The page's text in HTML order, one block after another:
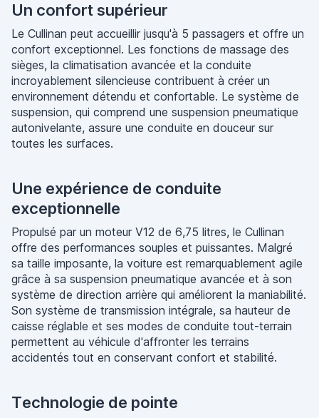
Un confort supérieur
Le Cullinan peut accueillir jusqu'à 5 passagers et offre un
confort exceptionnel. Les fonctions de massage des
sièges, la climatisation avancée et la conduite
incroyablement silencieuse contribuent à créer un
environnement détendu et confortable. Le système de
suspension, qui comprend une suspension pneumatique
autonivelante, assure une conduite en douceur sur
toutes les surfaces.
Une expérience de conduite
exceptionnelle
Propulsé par un moteur V12 de 6,75 litres, le Cullinan
offre des performances souples et puissantes. Malgré
sa taille imposante, la voiture est remarquablement agile
grâce à sa suspension pneumatique avancée et à son
système de direction arrière qui améliorent la maniabilité.
Son système de transmission intégrale, sa hauteur de
caisse réglable et ses modes de conduite tout-terrain
permettent au véhicule d'affronter les terrains
accidentés tout en conservant confort et stabilité.
Technologie de pointe